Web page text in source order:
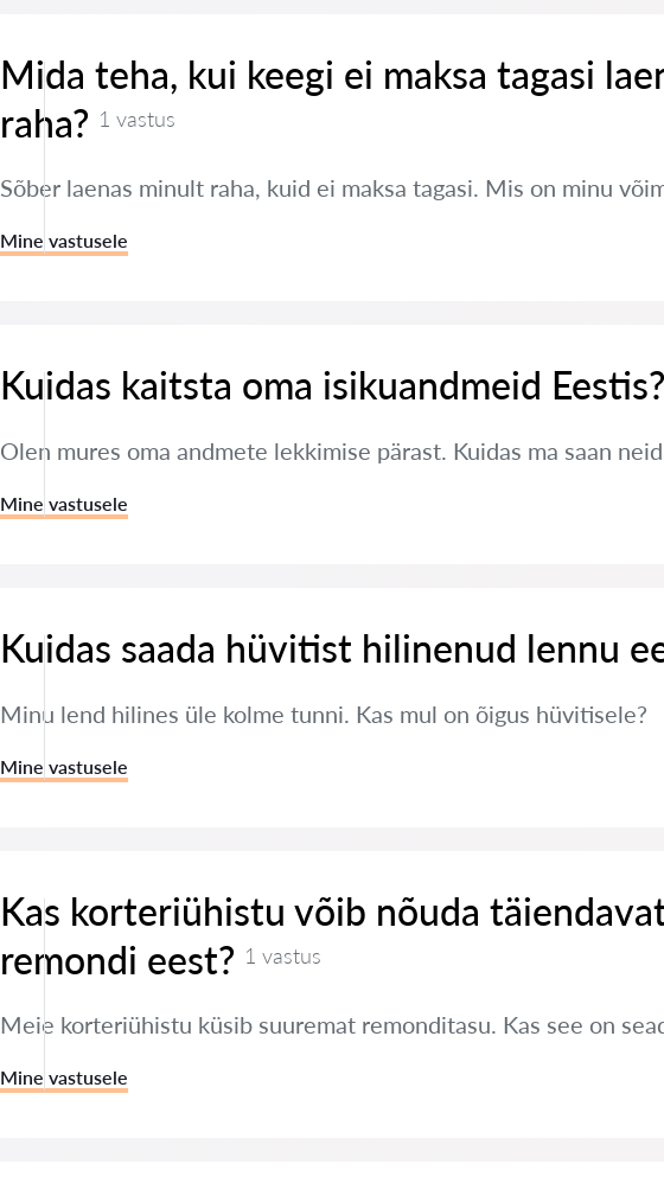
Mida teha, kui keegi ei maksa tagasi
raha? 1 vastus
Sõber laenas minult raha, kuid ei maksa tagasi. Mis on minu
Mine vastusele
Kuidas kaitsta oma isikuandmeid Eestis?
Olen mures oma andmete lekkimise pärast. Kuidas ma saan
Mine vastusele
Kuidas saada hüvitist hilinenud lennu
Minu lend hilines üle kolme tunni. Kas mul on õigus hüvitisele?
Mine vastusele
Kas korteriühistu võib nõuda
remondi eest? 1 vastus
Meie korteriühistu küsib suuremat remonditasu. Kas see on
Mine vastusele